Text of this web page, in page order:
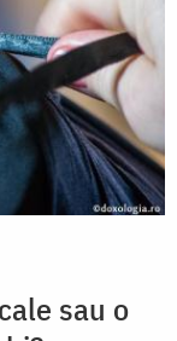
sau o